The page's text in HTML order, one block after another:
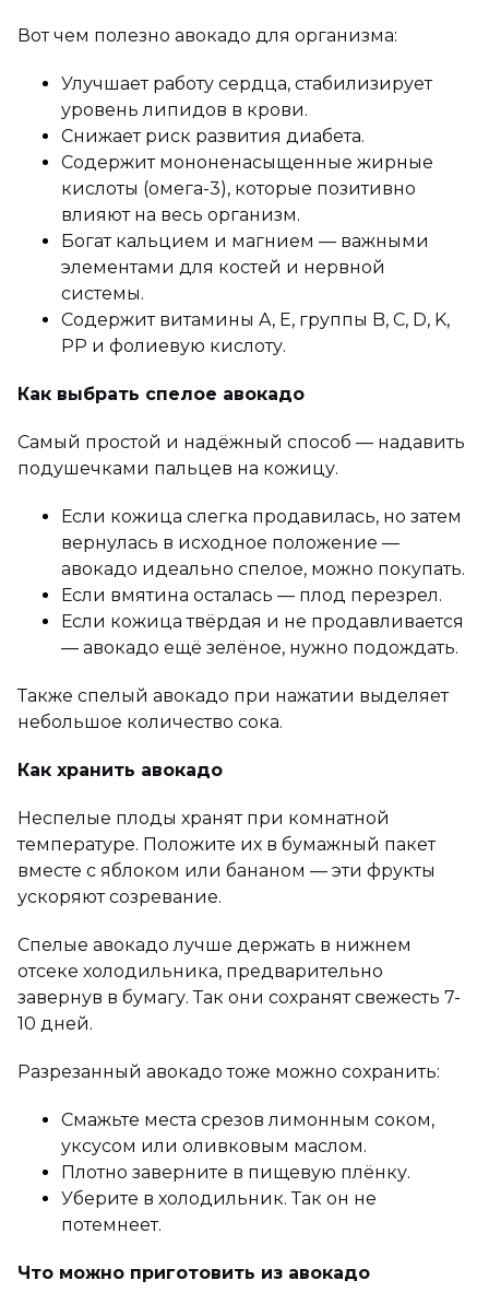
Вот чем полезно авокадо для организма:
Улучшает работу сердца, стабилизирует
уровень липидов в крови.
Снижает риск развития диабета.
Содержит мононенасыщенные жирные
кислоты (омега-3), которые позитивно
влияют на весь организм.
Богат кальцием и магнием — важными
элементами для костей и нервной
системы.
Содержит витамины A, E, группы B, C, D, K,
PP и фолиевую кислоту.
Как выбрать спелое авокадо
Самый простой и надёжный способ — надавить
подушечками пальцев на кожицу.
Если кожица слегка продавилась, но затем
вернулась в исходное положение —
авокадо идеально спелое, можно покупать.
Если вмятина осталась — плод перезрел.
Если кожица твёрдая и не продавливается
— авокадо ещё зелёное, нужно подождать.
Также спелый авокадо при нажатии выделяет
небольшое количество сока.
Как хранить авокадо
Неспелые плоды хранят при комнатной
температуре. Положите их в бумажный пакет
вместе с яблоком или бананом — эти фрукты
ускоряют созревание.
Спелые авокадо лучше держать в нижнем
отсеке холодильника, предварительно
завернув в бумагу. Так они сохранят свежесть 7-
10 дней.
Разрезанный авокадо тоже можно сохранить:
Смажьте места срезов лимонным соком,
уксусом или оливковым маслом.
Плотно заверните в пищевую плёнку.
Уберите в холодильник. Так он не
потемнеет.
Что можно приготовить из авокадо